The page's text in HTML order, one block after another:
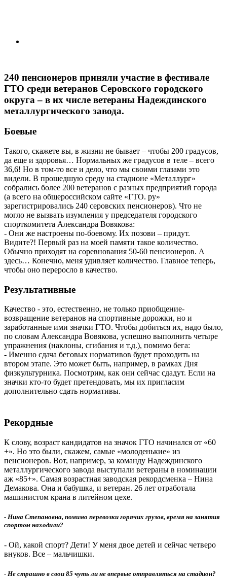
240 пенсионеров приняли участие в фестивале
ГТО среди ветеранов Серовского городского
округа – в их числе ветераны Надеждинского
металлургического завода.
Боевые
Такого, скажете вы, в жизни не бывает – чтобы 200 градусов,
да еще и здоровья… Нормальных же градусов в теле – всего
36,6! Но в том-то все и дело, что мы своими глазами это
видели. В прошедшую среду на стадионе «Металлург»
собрались более 200 ветеранов с разных предприя­тий города
(а всего на общероссийском сайте «ГТО. ру»
зарегистрировались 240 серовских пенсионеров). Что не
могло не вызвать изумления у председателя городского
спорткомитета Александра Вовякова:
- Они же настроены по-боевому. Их позови – придут.
Видите?! Первый раз на моей памяти такое количество.
Обычно приходят на соревнования 50-60 пенсионеров. А
здесь… Конечно, меня удивляет количество. Главное теперь,
чтобы оно переросло в качество.
Результативные
Качество - это, естественно, не только приобщение-
возвращение ветеранов на спортивные дорожки, но и
заработанные ими значки ГТО. Чтобы добиться их, надо было,
по словам Александра Вовякова, успешно выполнить четыре
упражнения (наклоны, сгибания и т.д.), помимо бега:
- Именно сдача беговых нормативов будет проходить на
втором этапе. Это может быть, например, в рамках Дня
физкультурника. Посмотрим, как они сейчас сдадут. Если на
значки кто-то будет претендовать, мы их пригласим
дополнительно сдать нормативы.
Рекордные
К слову, возраст кандидатов на значок ГТО начинался от «60
+». Но это были, скажем, самые «молоденькие» из
пенсионеров. Вот, например, за команду Надеждинского
металлургического завода выступали ветераны в номинации
аж «85+». Самая возрастная заводская рекордсменка – Нина
Демакова. Она и бабушка, и ветеран. 26 лет отработала
машинистом крана в литейном цехе.
- Нина Степановна, помимо перевозки горячих грузов, время на занятия
спортом находили?
- Ой, какой спорт? Дети! У меня двое детей и сейчас четверо
внуков. Все – мальчишки.
- Не страшно в свои 85 чуть ли не впервые отправляться на стадион?